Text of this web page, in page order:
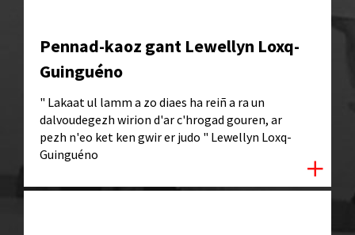
Pennad-kaoz gant Lewellyn Loxq-
Guinguéno
" Lakaat ul lamm a zo diaes ha reiñ a ra un
dalvoudegezh wirion d'ar c'hrogad gouren, ar
pezh n'eo ket ken gwir er judo " Lewellyn Loxq-
Guinguéno